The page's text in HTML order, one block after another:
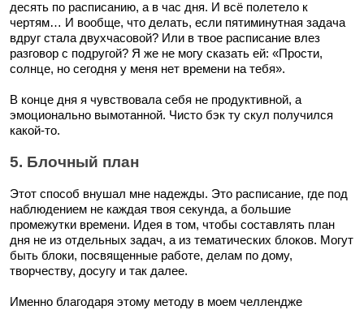
десять по расписанию, а в час дня. И всё полетело к
чертям… И вообще, что делать, если пятиминутная задача
вдруг стала двухчасовой? Или в твое расписание влез
разговор с подругой? Я же не могу сказать ей: «Прости,
солнце, но сегодня у меня нет времени на тебя».
В конце дня я чувствовала себя не продуктивной, а
эмоционально вымотанной. Чисто бэк ту скул получился
какой-то.
5. Блочный план
Этот способ внушал мне надежды. Это расписание, где под
наблюдением не каждая твоя секунда, а большие
промежутки времени. Идея в том, чтобы составлять план
дня не из отдельных задач, а из тематических блоков. Могут
быть блоки, посвященные работе, делам по дому,
творчеству, досугу и так далее.
Именно благодаря этому методу в моем челлендже